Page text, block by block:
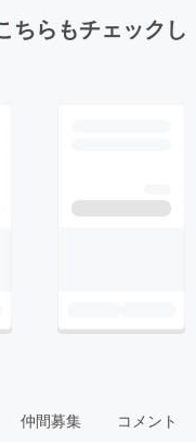
ちらもチェックし
仲間募集 コメント